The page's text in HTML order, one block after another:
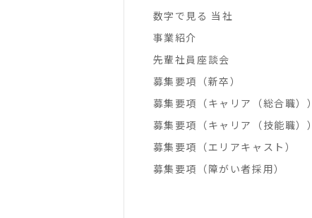
数字で見る 当社
事業紹介
先輩社員座談会
募集要項（新卒）
募集要項（キャリア（総合職））
募集要項（キャリア（技能職））
募集要項（エリアキャスト）
募集要項（障がい者採用）